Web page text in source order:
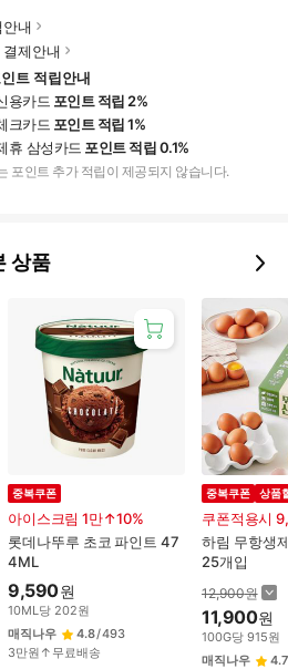
내
제안내
트 적립안내
용카드 포인트 적립 2%
크카드 포인트 적립 1%
휴 삼성카드 포인트 적립 0.1%
포인트 추가 적립이 제공되지 않습니다.
상품
롯데나뚜루 초코 파인트 47
4ML
중복쿠폰
아이스크림 1만↑10%
9,590원
10ML당 202원
매직나우
4.8/493
3만원↑무료배송
하림 무항생
25개입
중복쿠폰 상품
쿠폰적용시
12,900원
11,900원
100G당 915원
매직나우
4.7